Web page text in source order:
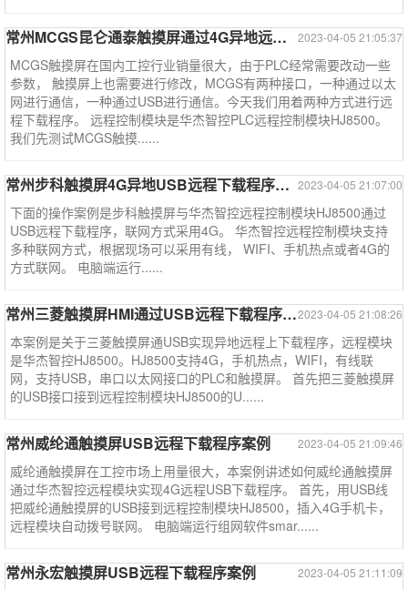
2023-04-05 21:05:37
常州MCGS昆仑通泰触摸屏通过4G异地远程USB下载程序
MCGS触摸屏在国内工控行业销量很大，由于PLC经常需要改动一些
参数， 触摸屏上也需要进行修改，MCGS有两种接口，一种通过以太
网进行通信，一种通过USB进行通信。今天我们用着两种方式进行远
程下载程序。 远程控制模块是华杰智控PLC远程控制模块HJ8500。
我们先测试MCGS触摸......
2023-04-05 21:07:00
常州步科触摸屏4G异地USB远程下载程序案例
下面的操作案例是步科触摸屏与华杰智控远程控制模块HJ8500通过
USB远程下载程序，联网方式采用4G。 华杰智控远程控制模块支持
多种联网方式，根据现场可以采用有线， WIFI、手机热点或者4G的
方式联网。 电脑端运行......
2023-04-05 21:08:26
常州三菱触摸屏HMI通过USB远程下载程序案例
本案例是关于三菱触摸屏通USB实现异地远程上下载程序，远程模块
是华杰智控HJ8500。HJ8500支持4G，手机热点，WIFI，有线联
网，支持USB，串口以太网接口的PLC和触摸屏。 首先把三菱触摸屏
的USB接口接到远程控制模块HJ8500的U......
2023-04-05 21:09:46
常州威纶通触摸屏USB远程下载程序案例
威纶通触摸屏在工控市场上用量很大，本案例讲述如何威纶通触摸屏
通过华杰智控远程模块实现4G远程USB下载程序。 首先，用USB线
把威纶通触摸屏的USB接到远程控制模块HJ8500，插入4G手机卡，
远程模块自动拨号联网。 电脑端运行组网软件smar......
2023-04-05 21:11:09
常州永宏触摸屏USB远程下载程序案例